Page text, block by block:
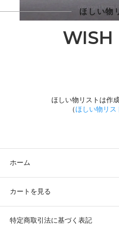
ほしい物
WISH
ほしい物リストは作
（ほしい物リス
ホーム
カートを見る
特定商取引法に基づく表記